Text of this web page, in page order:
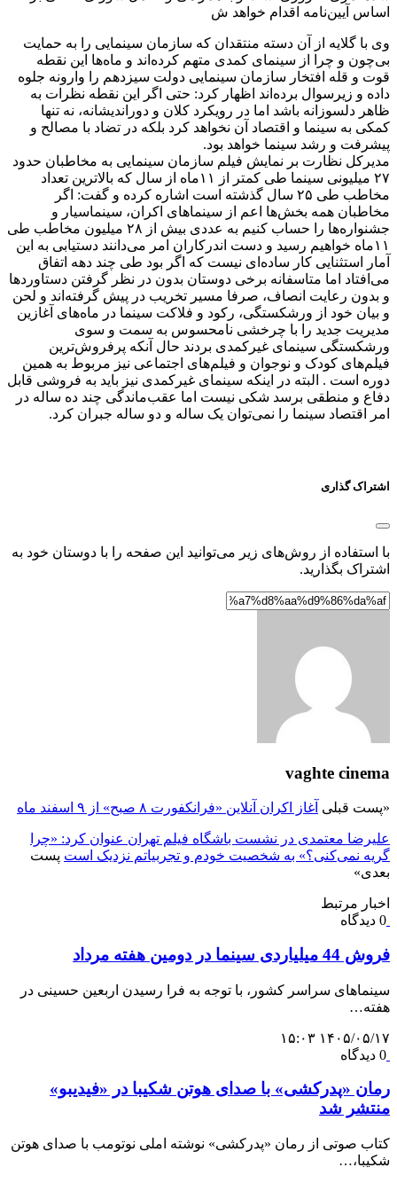
اساس آیین‌نامه اقدام خواهد ش
وی با گلایه از آن دسته منتقدان که سازمان سینمایی را به حمایت
بی‌چون و چرا از سینمای کمدی متهم کرده‌اند و ماه‌ها این نقطه
قوت و قله افتخار سازمان سینمایی دولت سیزدهم را وارونه جلوه
داده و زیرسوال برده‌اند اظهار کرد: حتی اگر این نقطه نظرات به
ظاهر دلسوزانه باشد اما در رویکرد کلان و دوراندیشانه، نه تنها
کمکی به سینما و اقتصاد آن نخواهد کرد بلکه در تضاد با مصالح و
پیشرفت و رشد سینما خواهد بود.
مدیرکل نظارت بر نمایش فیلم سازمان سینمایی به مخاطبان حدود
۲۷ میلیونی سینما طی کمتر از ۱۱ماه از سال که بالاترین تعداد
مخاطب طی ۲۵ سال گذشته است اشاره کرده و‌ گفت: اگر
مخاطبان همه بخش‌ها اعم از سینماهای اکران، سینماسیار و
جشنواره‌ها را حساب کنیم به عددی بیش از ۲۸ میلیون مخاطب طی
۱۱ماه خواهیم رسید و دست اندرکاران امر می‌دانند دستیابی به این
آمار استثنایی کار ساده‌ای نیست که اگر بود طی چند دهه اتفاق
می‌افتاد اما متاسفانه برخی دوستان بدون در نظر گرفتن دستاوردها
و بدون رعایت انصاف، صرفا مسیر تخریب در پیش گرفته‌اند و لحن
و بیان خود از ورشکستگی، رکود و فلاکت سینما در ماه‌های آغازین
مدیریت جدید را با چرخشی نامحسوس به سمت و سوی
ورشکستگی سینمای غیرکمدی بردند حال آنکه پرفروش‌ترین
فیلم‌های کودک و نوجوان و فیلم‌های اجتماعی نیز مربوط به همین
دوره است . البته در اینکه سینمای غیرکمدی نیز باید به فروشی قابل
دفاع و منطقی برسد شکی نیست اما عقب‌ماندگی چند ده ساله در
امر اقتصاد سینما را نمی‌توان یک ساله و دو ساله جبران کرد.
اشتراک گذاری
با استفاده از روش‌های زیر می‌توانید این صفحه را با دوستان خود به
اشتراک بگذارید.
vaghte cinema
«پست قبلی آغاز اکران آنلاین «فرانکفورت ۸ صبح» از ۹ اسفند ماه
علیرضا معتمدی در نشست باشگاه فیلم تهران عنوان کرد: «چرا
گریه نمی‌کنی؟» به شخصیت خودم و تجربیاتم نزدیک است پست
بعدی»
اخبار مرتبط
0 دیدگاه
فروش 44 میلیاردی سینما در دومین هفته مرداد
سینماهای سراسر کشور، با توجه به فرا رسیدن اربعین حسینی در
هفته‌…
۱۴۰۵/۰۵/۱۷ ۱۵:۰۳
0 دیدگاه
رمان «پدرکشی» با صدای هوتن شکیبا در «فیدیبو»
منتشر شد
کتاب صوتی از رمان «پدرکشی» نوشته املی نوتومب با صدای هوتن
شکیبا،…